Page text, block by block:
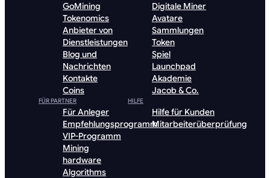
GoMining
Tokenomics
Anbieter von
Dienstleistungen
Blog und
Nachrichten
Kontakte
Coins
Digitale Miner
Avatare
Sammlungen
Token
Spiel
Launchpad
Akademie
Jacob & Co.
FÜR PARTNER
Für Anleger
Empfehlungsprogramm
VIP-Programm
Mining
hardware
Algorithms
HILFE
Hilfe für Kunden
Mitarbeiterüberprüfung